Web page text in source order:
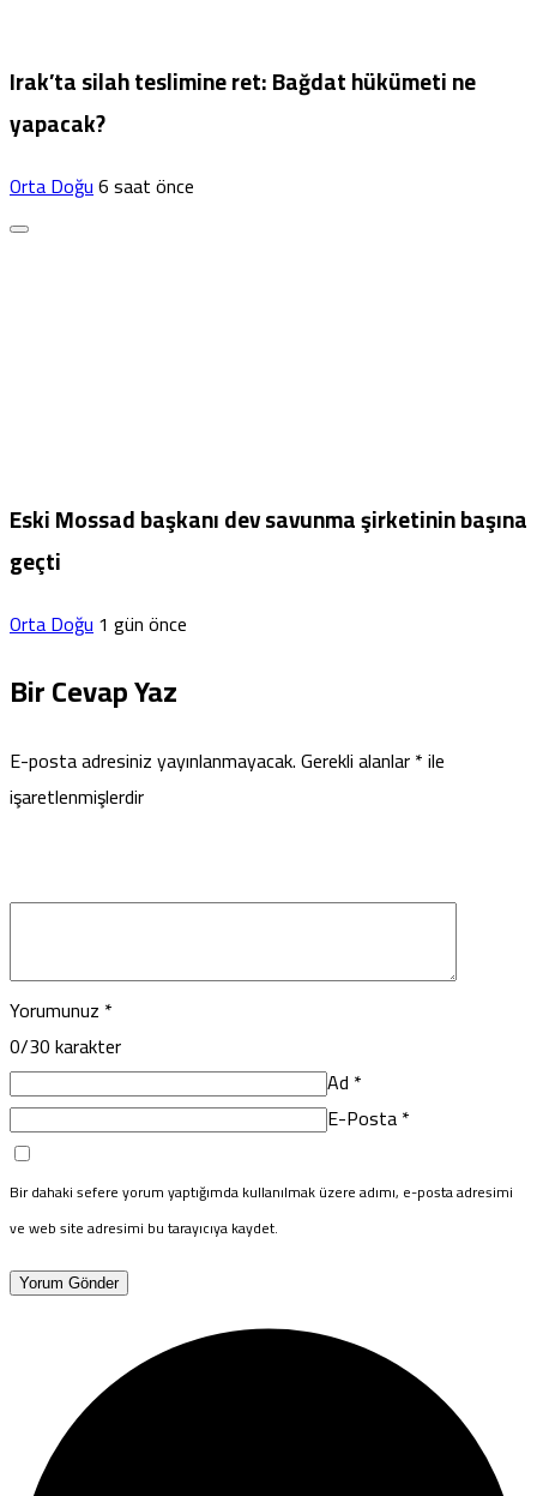
Irak’ta silah teslimine ret: Bağdat hükümeti ne
yapacak?
Orta Doğu6 saat önce
Eski Mossad başkanı dev savunma şirketinin başına
geçti
Orta Doğu1 gün önce
Bir Cevap Yaz
E-posta adresiniz yayınlanmayacak.Gerekli alanlar*ile
işaretlenmişlerdir
Yorumunuz *
0/30 karakter
Ad *
E-Posta*
Bir dahaki sefere yorum yaptığımda kullanılmak üzere adımı, e-posta adresimi
ve web site adresimi bu tarayıcıya kaydet.
Yorum Gönder